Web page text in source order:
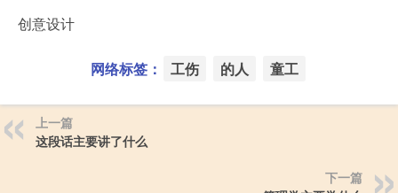
创意设计
网络标签： 工伤 的人 童工
上一篇
这段话主要讲了什么
下一篇